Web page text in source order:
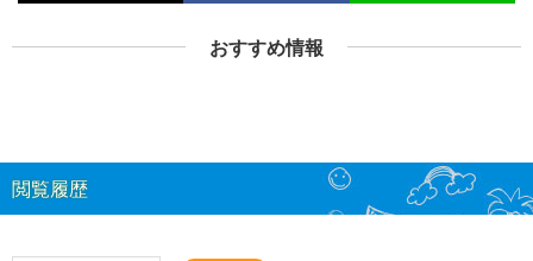
おすすめ情報
閲覧履歴